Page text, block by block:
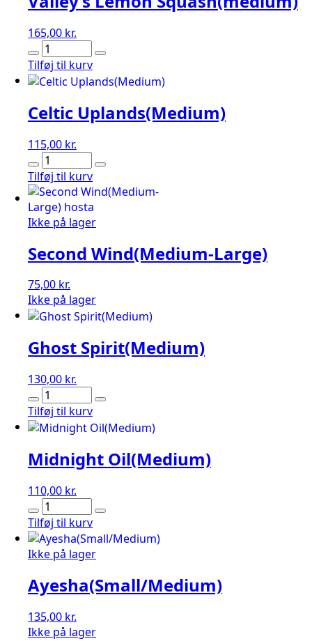
165,00 kr.
Valley's
Lemon
Squash(medium)
Tilføj til kurv
Celtic Uplands(Medium)
115,00 kr.
Celtic
Uplands(Medium)
antal
Tilføj til kurv
Ikke på lager
Second Wind(Medium-Large)
75,00 kr.
Ikke på lager
Ghost Spirit(Medium)
130,00 kr.
Ghost
Spirit(Medium)
antal
Tilføj til kurv
Midnight Oil(Medium)
110,00 kr.
Midnight
Oil(Medium)
antal
Tilføj til kurv
Ikke på lager
Ayesha(Small/Medium)
135,00 kr.
Ikke på lager